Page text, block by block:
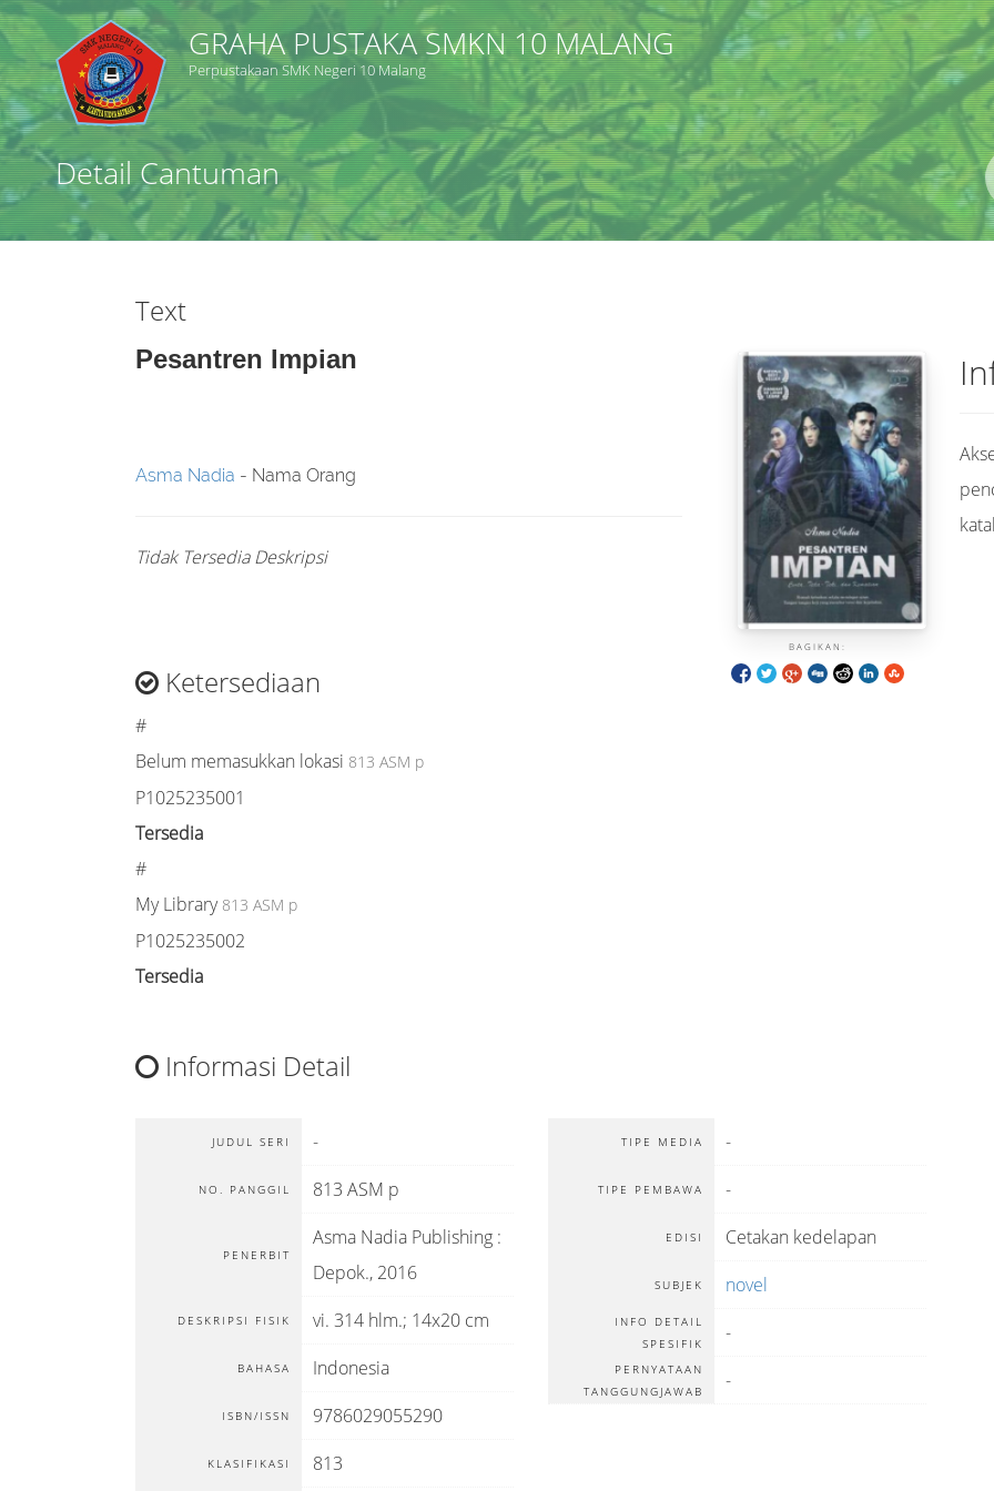
GRAHA PUSTAKA SMKN 10 MALANG
Perpustakaan SMK Negeri 10 Malang
Detail Cantuman
Text
Pesantren Impian
BAGIKAN:
Asma Nadia - Nama Orang
Tidak Tersedia Deskripsi
Ketersediaan
#
Belum memasukkan lokasi 813 ASM p
P1025235001
Tersedia
#
My Library 813 ASM p
P1025235002
Tersedia
Informasi Detail
JUDUL SERI -
NO. PANGGIL 813 ASM p
PENERBIT
Asma Nadia Publishing :
Depok., 2016
DESKRIPSI FISIK vi. 314 hlm.; 14x20 cm
BAHASA Indonesia
ISBN/ISSN 9786029055290
KLASIFIKASI 813
TIPE MEDIA -
TIPE PEMBAWA -
EDISI Cetakan kedelapan
SUBJEK novel
INFO DETAIL
SPESIFIK
-
PERNYATAAN
TANGGUNGJAWAB
-
Judul Pengarang
Subjek ISBN/ISSN